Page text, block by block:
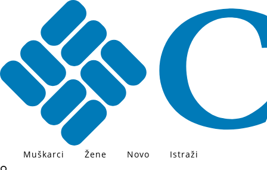
Muškarci Žene Novo Istraži